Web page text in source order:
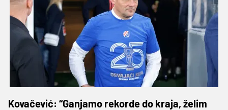
Kovačević: “Ganjamo rekorde do kraja, želim